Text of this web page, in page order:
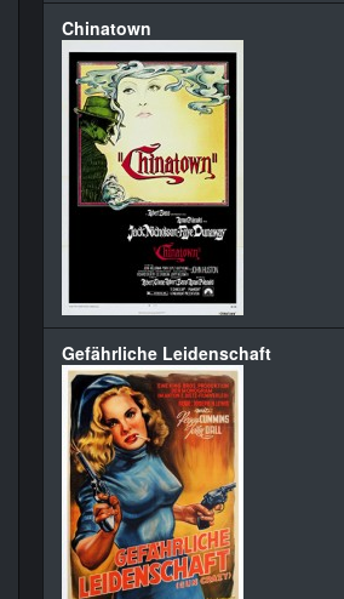
Chinatown
Gefährliche Leidenschaft